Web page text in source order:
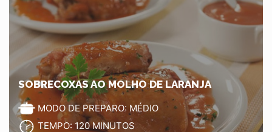
SOBRECOXAS AO MOLHO DE LARANJA
MODO DE PREPARO: MÉDIO
TEMPO: 120 MINUTOS